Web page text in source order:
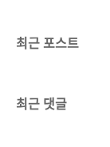
최근 포스트
최근 댓글